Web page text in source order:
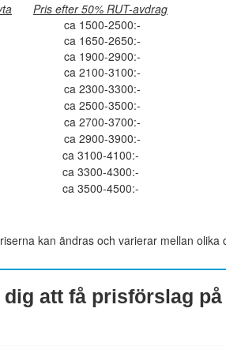
Pris efter 50% RUT-avdrag
ca 1500-2500:-
ca 1650-2650:-
ca 1900-2900:-
ca 2100-3100:-
ca 2300-3300:-
ca 2500-3500:-
ca 2700-3700:-
ca 2900-3900:-
ca 3100-4100:-
ca 3300-4300:-
ca 3500-4500:-
kan ändras och varierar mellan olika
att få prisförslag